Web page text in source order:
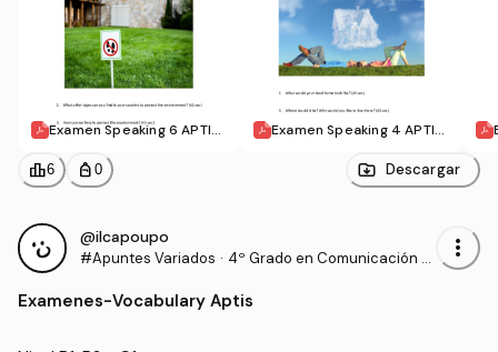
Examen Speaking 6 APTIS.
Examen Speaking 4 APTIS.
leaderboard6 personal_bag 0 Descargar
@ilcapoupo
#Apuntes Variados · 4º Grado en Comunicación A
more_vert
Examenes-Vocabulary Aptis